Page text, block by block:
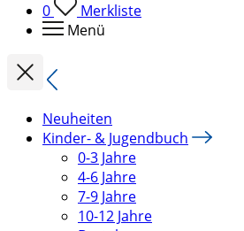
0
Merkliste
Menü
Neuheiten
Kinder- & Jugendbuch
0-3 Jahre
4-6 Jahre
7-9 Jahre
10-12 Jahre